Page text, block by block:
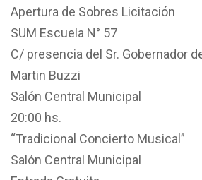
Apertura de Sobres Licitación
SUM Escuela N° 57
C/ presencia del Sr. Gobernador
Martin Buzzi
Salón Central Municipal
20:00 hs.
“Tradicional Concierto Musical”
Salón Central Municipal